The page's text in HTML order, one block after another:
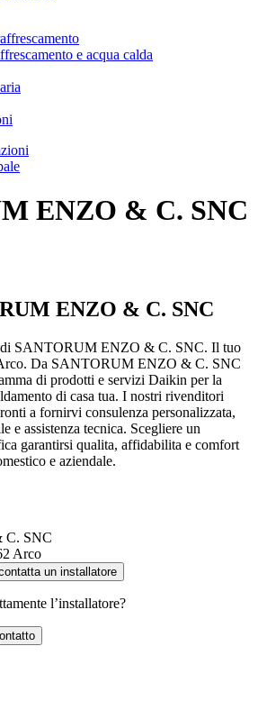
e acqua calda
ENZO & C. SNC
ENZO & C. SNC
di SANTORUM ENZO & C. SNC. Il tuo
Da SANTORUM ENZO & C. SNC
di prodotti e servizi Daikin per la
di casa tua. I nostri rivenditori
a fornirvi consulenza personalizzata,
e assistenza tecnica. Scegliere un
garantirsi qualita, affidabilita e comfort
e aziendale.
C. SNC
Arco
un installatore
l’installatore?